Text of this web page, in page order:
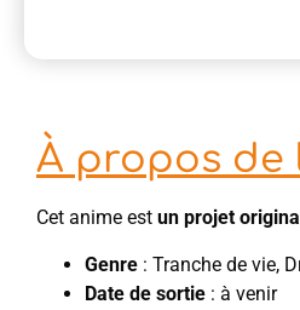
À propos de
Cet anime est un projet original
Genre : Tranche de vie,
Date de sortie : à venir